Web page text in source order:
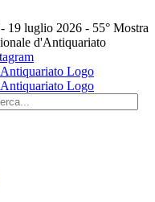
19 luglio 2026 - 55° Mostra
d'Antiquariato